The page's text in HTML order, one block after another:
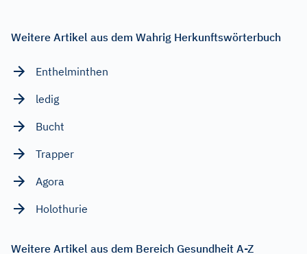
Weitere Artikel aus dem Wahrig Herkunftswörterbuch
Enthelminthen
ledig
Bucht
Trapper
Agora
Holothurie
Weitere Artikel aus dem Bereich Gesundheit A-Z